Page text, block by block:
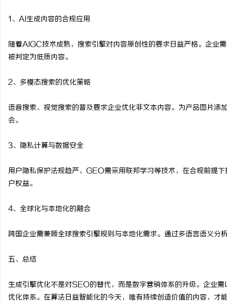
1、AI生成内容的合规应用
随着AIGC技术成熟，搜索引擎对内容原创性的要求日益严格。企
被判定为低质内容。
2、多模态搜索的优化策略
语音搜索、视觉搜索的普及要求企业优化非文本内容。为产品图片
会。
3、隐私计算与数据安全
用户隐私保护法规趋严，GEO需采用联邦学习等技术，在合规前提
户权益。
4、全球化与本地化的融合
跨国企业需兼顾全球搜索引擎规则与本地化需求。通过多语言语义分
五、总结
生成引擎优化不是对SEO的替代，而是数字营销体系的升级。企业
优化体系。在算法日益智能化的今天，唯有持续创造价值的内容，